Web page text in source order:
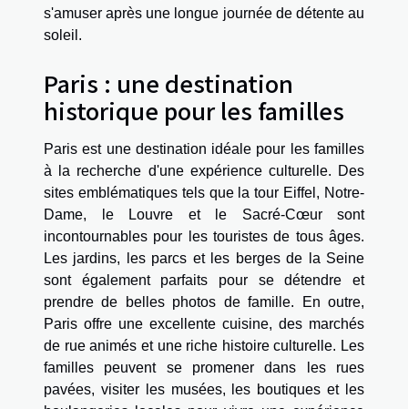
s'amuser après une longue journée de détente au
soleil.
Paris : une destination
historique pour les familles
Paris est une destination idéale pour les familles
à la recherche d'une expérience culturelle. Des
sites emblématiques tels que la tour Eiffel, Notre-
Dame, le Louvre et le Sacré-Cœur sont
incontournables pour les touristes de tous âges.
Les jardins, les parcs et les berges de la Seine
sont également parfaits pour se détendre et
prendre de belles photos de famille. En outre,
Paris offre une excellente cuisine, des marchés
de rue animés et une riche histoire culturelle. Les
familles peuvent se promener dans les rues
pavées, visiter les musées, les boutiques et les